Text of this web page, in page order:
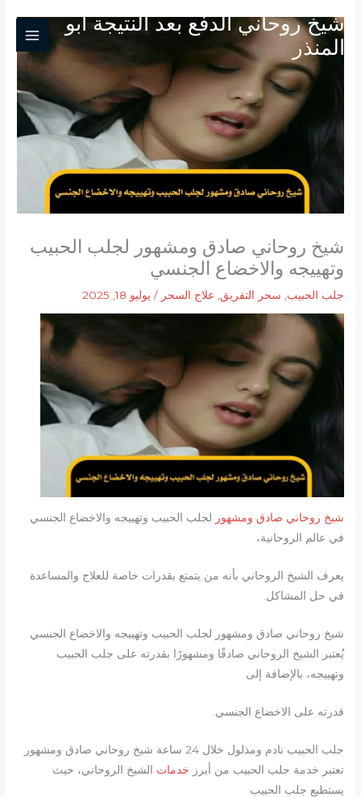
المحتوى
شيخ روحاني الدفع بعد النتيجة ابو
المنذر
شيخ روحاني صادق ومشهور لجلب الحبيب
وتهييجه والاخضاع الجنسي
جلب الحبيب سحر التفريق علاج السحر / يوليو 18, 2025
شيخ روحاني صادق ومشهور لجلب الحبيب وتهييجه والاخضاع الجنسي
في عالم الروحانية،
يعرف الشيخ الروحاني بأنه من يتمتع بقدرات خاصة للعلاج والمساعدة
في حل المشاكل.
شيخ روحاني صادق ومشهور لجلب الحبيب وتهييجه والاخضاع الجنسي
يُعتبر الشيخ الروحاني صادقًا ومشهورًا بقدرته على جلب الحبيب
وتهييجه، بالإضافة إلى
قدرته على الاخضاع الجنسي.
جلب الحبيب نادم ومذلول خلال 24 ساعة شيخ روحاني صادق ومشهور
تعتبر خدمة جلب الحبيب من أبرز خدمات الشيخ الروحاني، حيث
يستطيع جلب الحبيب